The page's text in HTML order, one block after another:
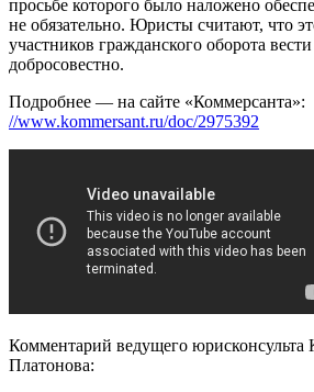
просьбе которого было наложено
не обязательно. Юристы считают, что
участников гражданского оборота
добросовестно.
Подробнее — на сайте «Коммерсанта»:
//www.kommersant.ru/doc/2975392
Комментарий ведущего
Платонова: